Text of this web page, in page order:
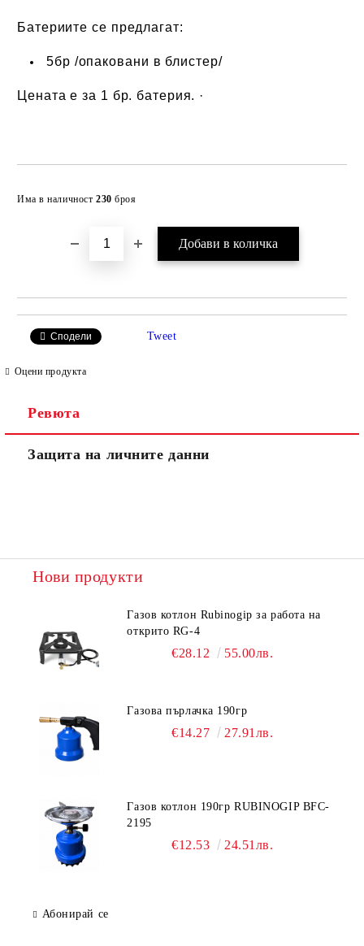
Батериите се предлагат:
5бр /опаковани в блистер/
Цената е за 1 бр. батерия. ·
Има в наличност 230 броя
Сподели Tweet
Оцени продукта
Ревюта
Защита на личните данни
Нови продукти
Газов котлон Rubinogip за работа на
открито RG-4
€28.12 55.00лв.
Газова пърлачка 190гр
€14.27 27.91лв.
Газов котлон 190гр RUBINOGIP BFC-
2195
€12.53 24.51лв.
Абонирай се